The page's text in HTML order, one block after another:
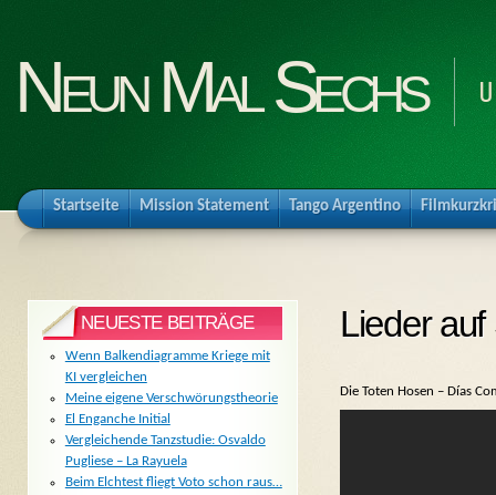
Neun Mal Sechs
Startseite Mission Statement Tango Argentino
Lieder
Die Toten Hosen – Días
NEUESTE BEITRÄGE
Wenn Balkendiagramme Kriege mit
KI vergleichen
Meine eigene Verschwörungstheorie
El Enganche Initial
Vergleichende Tanzstudie: Osvaldo
Pugliese – La Rayuela
Beim Elchtest fliegt Voto schon raus…